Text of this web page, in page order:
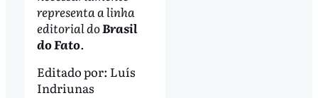
representa a linha
editorial doBrasil
do Fato.
Editado por: Luís
Indriunas